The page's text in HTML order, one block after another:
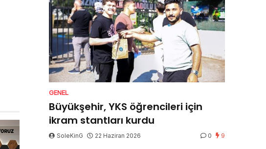
GENEL
Büyükşehir, YKS öğrencileri için
ikram stantları kurdu
SoleKinG 22 Haziran 2026 0 9